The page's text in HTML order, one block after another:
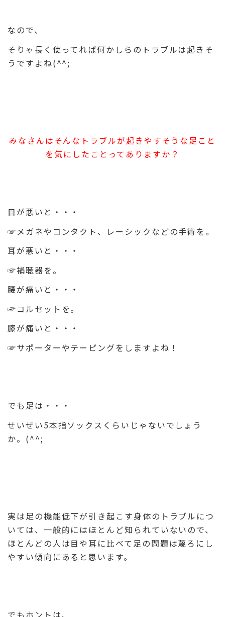
なので、
そりゃ長く使ってれば何かしらのトラブルは起きそ
うですよね(^^;
みなさんはそんなトラブルが起きやすそうな足こと
を気にしたことってありますか？
目が悪いと・・・
☞メガネやコンタクト、レーシックなどの手術を。
耳が悪いと・・・
☞補聴器を。
腰が痛いと・・・
☞コルセットを。
膝が痛いと・・・
☞サポーターやテーピングをしますよね！
でも足は・・・
せいぜい5本指ソックスくらいじゃないでしょう
か。(^^;
実は足の機能低下が引き起こす身体のトラブルにつ
いては、一般的にはほとんど知られていないので、
ほとんどの人は目や耳に比べて足の問題は蔑ろにし
やすい傾向にあると思います。
でもホントは、